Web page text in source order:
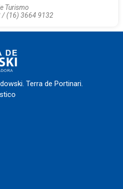
Turismo
/ (16) 3664 9132
Terra de Portinari.